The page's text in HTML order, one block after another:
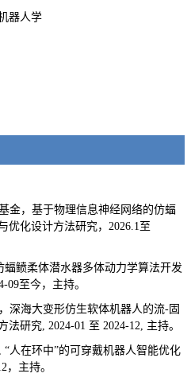
器人学
金，基于物理信息神经网络的仿蝠
优化设计方法研究，2026.1至
鲼柔体潜水器多体动力学算法开发
09至今，主持。
深海大变形仿生软体机器人的流-固
研究, 2024-01 至 2024-12, 主持。
人在环中”的可穿戴机器人智能优化
，主持。